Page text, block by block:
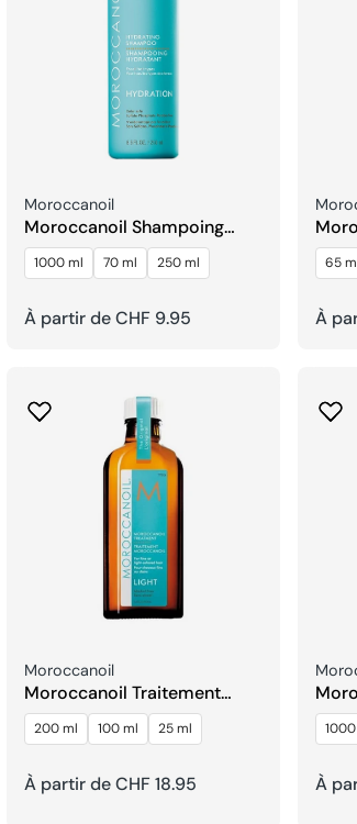
Fournisseur:
Moroccanoil
Moroccanoil Shampoing
Hydratant
1000 ml 70 ml 250 ml
Prix
À partir de CHF 9.95
65
Prix
À
Fournisseur:
Moroccanoil
Moroccanoil Traitement
Light
200 ml 100 ml 25 ml
Prix
À partir de CHF 18.95
Prix
À